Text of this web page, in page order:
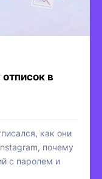
в
как они
почему
с паролем и